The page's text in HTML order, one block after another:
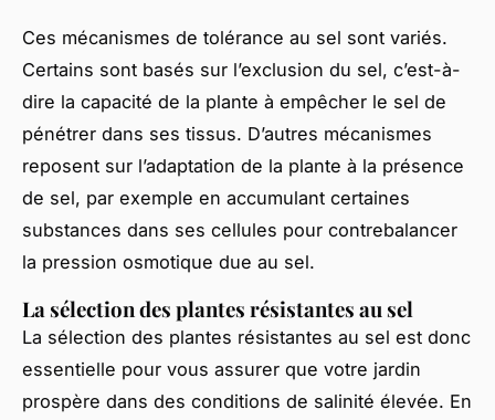
Ces mécanismes de tolérance au sel sont variés.
Certains sont basés sur l’exclusion du sel, c’est-à-
dire la capacité de la plante à empêcher le sel de
pénétrer dans ses tissus. D’autres mécanismes
reposent sur l’adaptation de la plante à la présence
de sel, par exemple en accumulant certaines
substances dans ses cellules pour contrebalancer
la pression osmotique due au sel.
La sélection des plantes résistantes au sel
La sélection des plantes résistantes au sel est donc
essentielle pour vous assurer que votre jardin
prospère dans des conditions de salinité élevée. En